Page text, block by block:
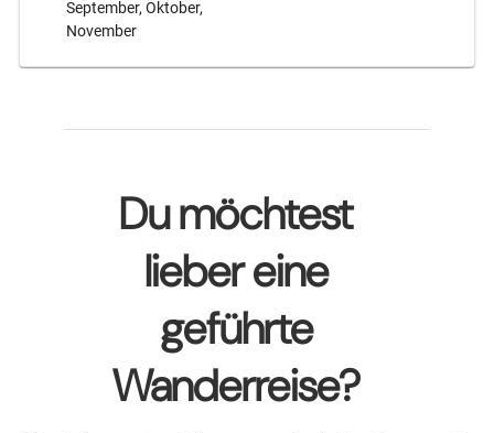
September, Oktober,
November
Du möchtest
lieber eine
geführte
Wanderreise?